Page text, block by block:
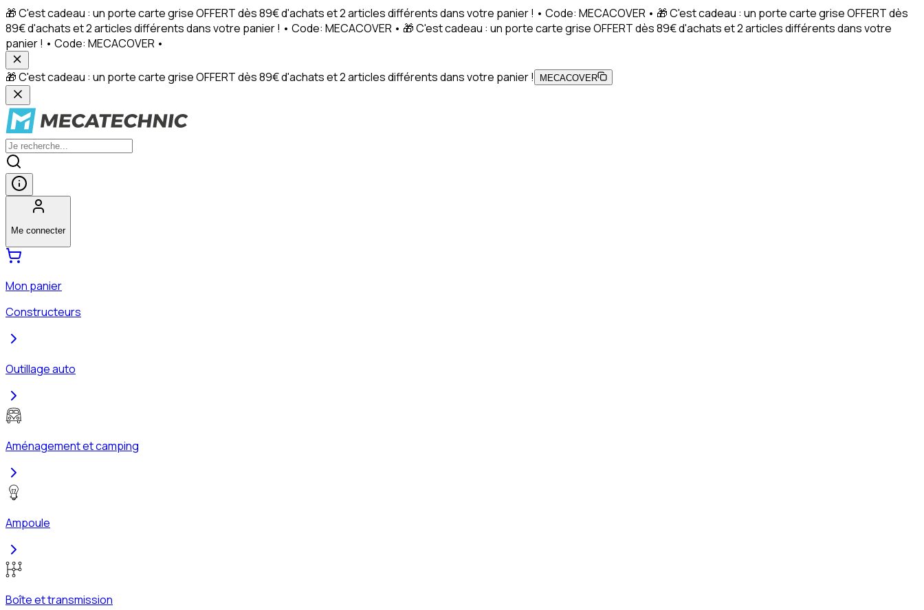
🎁 C'est cadeau : un porte carte grise OFFERT dès 89€ d'achats et 2 articles différents dans votre panier ! • Code: MECACOVER • 🎁 C'est cadeau : un porte carte grise OFFERT dès
89€ d'achats et 2 articles différents dans votre panier ! • Code: MECACOVER • 🎁 C'est cadeau : un porte carte grise OFFERT dès 89€ d'achats et 2 articles différents dans votre
panier ! • Code: MECACOVER •
🎁 C'est cadeau : un porte carte grise OFFERT dès 89€ d'achats et 2 articles différents dans votre panier ! MECACOVER
Me connecter
Mon panier
Constructeurs
Outillage auto
Aménagement et camping
Ampoule
Boîte et transmission